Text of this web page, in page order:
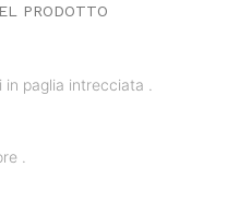
PRODOTTO
paglia intrecciata .
.